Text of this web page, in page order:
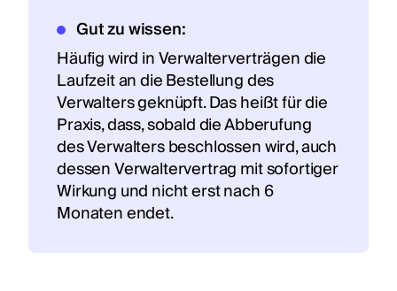
Gut zu wissen:
Häufig wird in Verwalterverträgen die
Laufzeit an die Bestellung des
Verwalters geknüpft. Das heißt für die
Praxis, dass, sobald die Abberufung
des Verwalters beschlossen wird, auch
dessen Verwaltervertrag mit sofortiger
Wirkung und nicht erst nach 6
Monaten endet.